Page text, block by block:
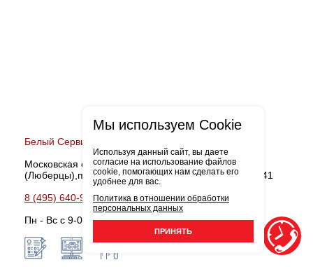
Белый Сервис Октябрьский
Московская область, Люберецкий район
(Люберцы),поселок Октябрьский, улица Ленина, д. 41
8 (495) 640-99-18 Записаться
Пн - Вс с 9-00 до 21-00
Мы используем Cookie
Используя данный сайт, вы даете
согласие на использование файлов
cookie, помогающих нам сделать его
удобнее для вас.
Политика в отношении обработки
персональных данных
ПРИНЯТЬ